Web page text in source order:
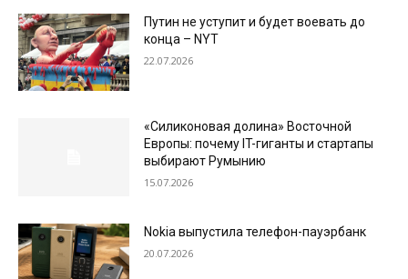
Путин не уступит и будет воевать до
конца – NYT
22.07.2026
«Силиконовая долина» Восточной
Европы: почему IT-гиганты и стартапы
выбирают Румынию
15.07.2026
Nokia выпустила телефон-пауэрбанк
20.07.2026